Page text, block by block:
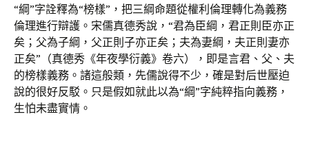
“綱”字詮釋為“榜樣”，把三綱命題從權利倫理轉化為義務
倫理進行辯護。宋儒真德秀說，“君為臣綱，君正則臣亦正
矣；父為子綱，父正則子亦正矣；夫為妻綱，夫正則妻亦
正矣”（真德秀《年夜學衍義》卷六），即是言君、父、夫
的榜樣義務。諸這般類，先儒說得不少，確是對后世壓迫
說的很好反駁。只是假如就此以為“綱”字純粹指向義務，
生怕未盡實情。